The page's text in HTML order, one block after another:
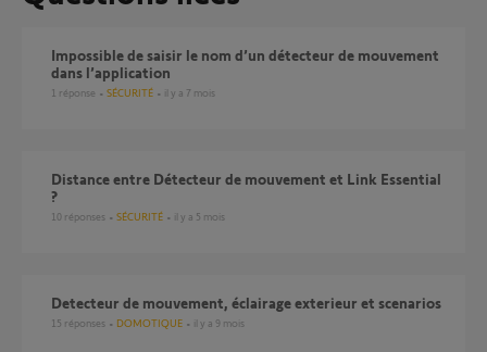
Impossible de saisir le nom d’un détecteur de mouvement
dans l’application
1 réponse SÉCURITÉ il y a 7 mois
Distance entre Détecteur de mouvement et Link Essential
?
10 réponses SÉCURITÉ il y a 5 mois
Detecteur de mouvement, éclairage exterieur et scenarios
15 réponses DOMOTIQUE il y a 9 mois